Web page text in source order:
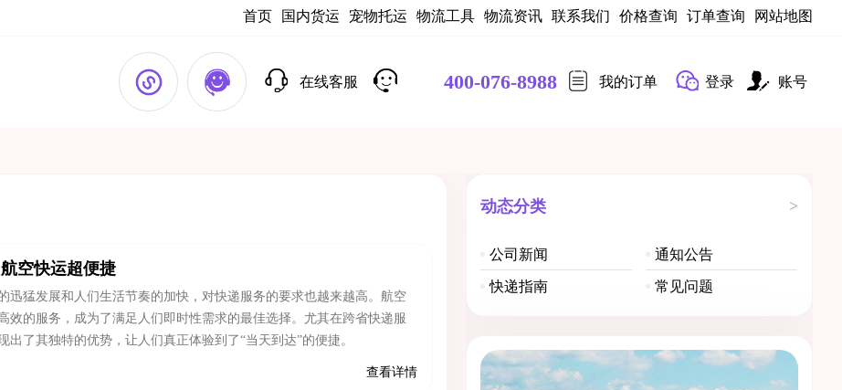
首页 国内货运 宠物托运 物流工具 物流资讯 联系我们 价格查询 订单查询 网站地图
在线客服 400-076-8988 我的订单 登录 账号
空快运超便捷
迅猛发展和人们生活节奏的加快，对快递服务的要求也越来越高。航空
效的服务，成为了满足人们即时性需求的最佳选择。尤其在跨省快递服
出了其独特的优势，让人们真正体验到了“当天到达”的便捷。
查看详情
动态分类 >
公司新闻 通知公告
快递指南 常见问题